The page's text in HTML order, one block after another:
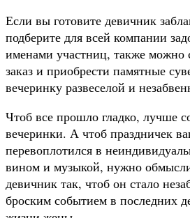
Если вы готовите девичник
подберите для всей компании
именами участниц, также можно
заказ и приобрести памятные
вечеринку развеселой и
Чтоб все прошло гладко, лучше
вечеринки. А чтоб праздничек
перевоплотился в
вином и музыкой, нужно
девичник так, чтоб он стало
броским событием в последних